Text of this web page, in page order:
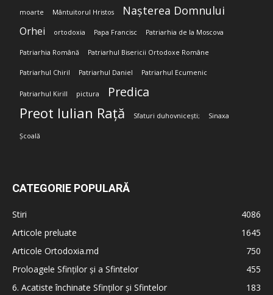
moarte Mântuitorul Hristos Nașterea Domnului
Orhei ortodoxia Papa Francisc Patriarhia de la Moscova
Patriarhia Română Patriarhul Bisericii Ortodoxe Române
Patriarhul Chiril Patriarhul Daniel Patriarhul Ecumenic
Patriarhul Kirill pictura Predica
Preot Iulian Rață Sfaturi duhovnicești; Sinaxa
Școală
CATEGORIE POPULARĂ
Stiri
4086
Articole preluate
1645
Articole Ortodoxia.md
750
Proloagele Sfinților și a Sfintelor
455
6. Acatiste închinate Sfinților și Sfintelor
183